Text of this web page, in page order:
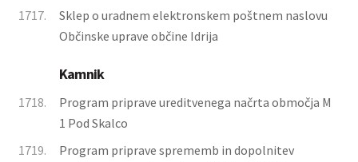
1717.
Sklep o uradnem elektronskem poštnem naslovu
Občinske uprave občine Idrija
Kamnik
1718.
Program priprave ureditvenega načrta območja M
1 Pod Skalco
1719.
Program priprave sprememb in dopolnitev